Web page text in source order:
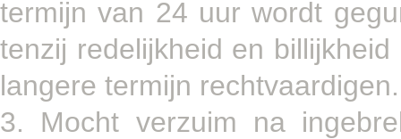
termijn van 24 uur wordt
tenzij redelijkheid en
langere termijn rechtvaardigen.
3. Mocht verzuim na